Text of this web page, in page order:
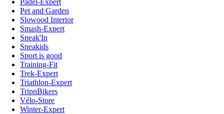
Padel-Expert
Pet and Garden
Slowood Interior
Smash-Expert
Sneak'In
Sneakids
Sport is good
Training-Fit
Trek-Expert
Triathlon-Expert
TripnBikers
Vélo-Store
Winter-Expert